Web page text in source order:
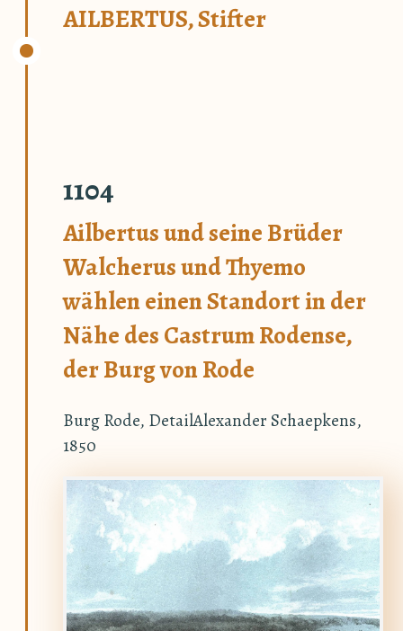
AILBERTUS, Stifter
1104
Ailbertus und seine Brüder
Walcherus und Thyemo
wählen einen Standort in der
Nähe des Castrum Rodense,
der Burg von Rode
Burg Rode, DetailAlexander Schaepkens,
1850